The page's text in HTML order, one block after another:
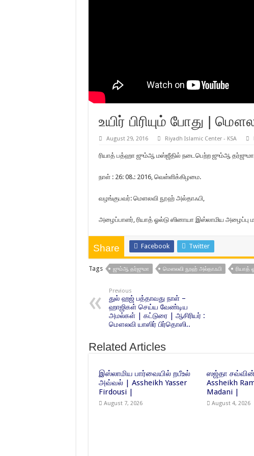
உயிர் பிரியும் போது |
August 29, 2016 Riyadh Islamic Center - KSA
ரியாத் பத்ஹா ஜும்ஆ மஸ்ஜீதில் நடைபெற்ற ஜும்ஆ தர்ஜுமா,
நாள் : 26: 08.: 2016, வெள்ளிக்கிழமை.
வழங்குபவர்: மௌலவி நூஹ் அல்தாஃபி,
அழைப்பாளர், ரியாத் ஓல்டு ஸினாயா இஸ்லாமிய அழைப்பு
Share Facebook Twitter
Tags ஜும்ஆ தர்ஜுமா மௌலவி நூஹ் அல்தாஃபி ரியாத்
Previous
துல் ஹஜ் பத்தாவது நாள் –
ஹாஜிகள் செய்ய வேண்டிய
அமல்கள் | கட்டுரை | ஆசிரியர் :
மௌலவி யாஸிர் பிர்தொஸி..
Related Articles
இஸ்லாமிய பார்வையில் றபீஉல்
அவ்வல் | Assheikh Yasser
Firdousi |
August 7, 2026
ஸஜ்தா
Assheikh
Madani |
August 4, 2026